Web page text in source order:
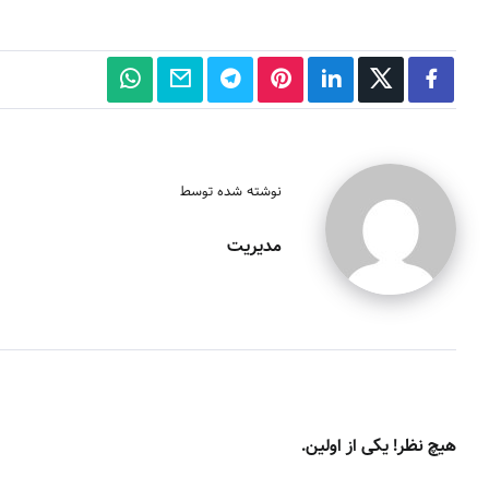
نوشته شده توسط
مدیریت
هیچ نظر! یکی از اولین.